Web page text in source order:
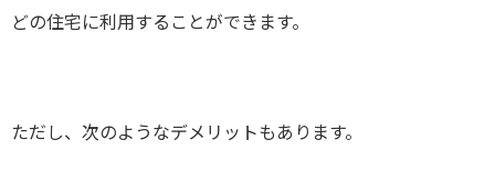
どの住宅に利用することができます。
ただし、次のようなデメリットもあります。